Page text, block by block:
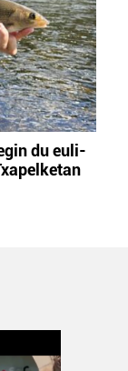
du euli-